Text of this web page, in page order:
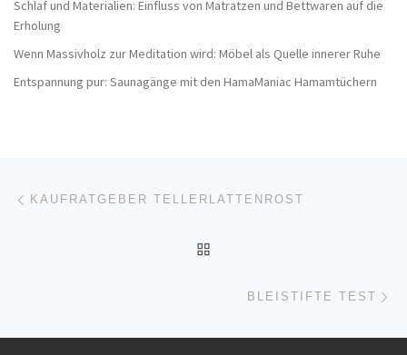
Schlaf und Materialien: Einfluss von Matratzen und Bettwaren auf die
Erholung
Wenn Massivholz zur Meditation wird: Möbel als Quelle innerer Ruhe
Entspannung pur: Saunagänge mit den HamaManiac Hamamtüchern
Beitragsnavigation
KAUFRATGEBER TELLERLATTENROST
BLEISTIFTE TEST